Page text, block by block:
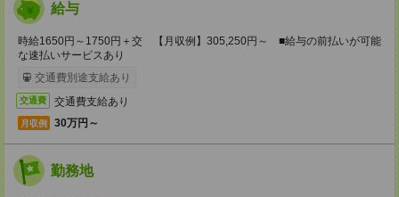
給与
時給1650円～1750円＋交 【月収例】305,250円～ ■給与の前払いが可能
な速払いサービスあり
交通費別途支給あり
交通費 交通費支給あり
月収例 30万円～
勤務地